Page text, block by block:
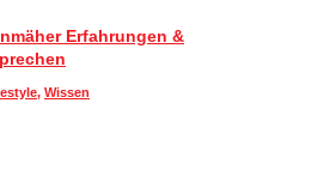
Erfahrungen &
, Wissen